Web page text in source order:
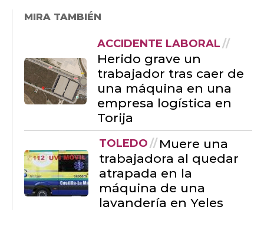
MIRA TAMBIÉN
ACCIDENTE LABORAL
Herido grave un
trabajador tras caer de
una máquina en una
empresa logística en
Torija
TOLEDO
Muere una
trabajadora al quedar
atrapada en la
máquina de una
lavandería en Yeles